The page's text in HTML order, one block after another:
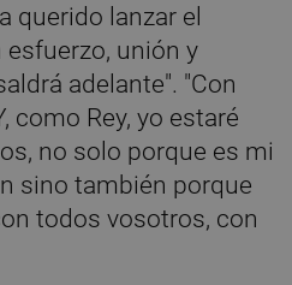
querido lanzar el
esfuerzo, unión y
adelante". "Con
como Rey, yo estaré
no solo porque es mi
sino también porque
todos vosotros, con